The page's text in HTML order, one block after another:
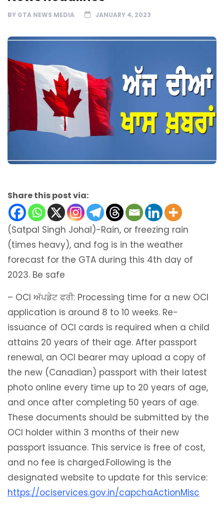
BY GTA NEWS MEDIA JANUARY 4, 2023
Share this post via:
(Satpal Singh Johal)-Rain, or freezing rain
(times heavy), and fog is in the weather
forecast for the GTA during this 4th day of
2023. Be safe
– OCI ਅੱਪਡੇਟ ਫਰੀ: Processing time for a new OCI
application is around 8 to 10 weeks. Re-
issuance of OCI cards is required when a child
attains 20 years of their age. After passport
renewal, an OCI bearer may upload a copy of
the new (Canadian) passport with their latest
photo online every time up to 20 years of age,
and once after completing 50 years of age.
These documents should be submitted by the
OCI holder within 3 months of their new
passport issuance. This service is free of cost,
and no fee is charged.Following is the
designated website to update for this service:
https://ociservices.gov.in/capchaActionMisc